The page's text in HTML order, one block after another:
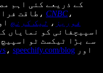
طاقت ، CNBC ،
فوربز ، ٹیک کرنچ
اسپیچفائی کو نمایاں
سے بڑا ٹیکسٹ ٹو
، speechify.com/blog اور